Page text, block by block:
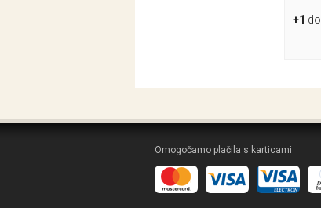
+1
Omogočamo plačila s karticami